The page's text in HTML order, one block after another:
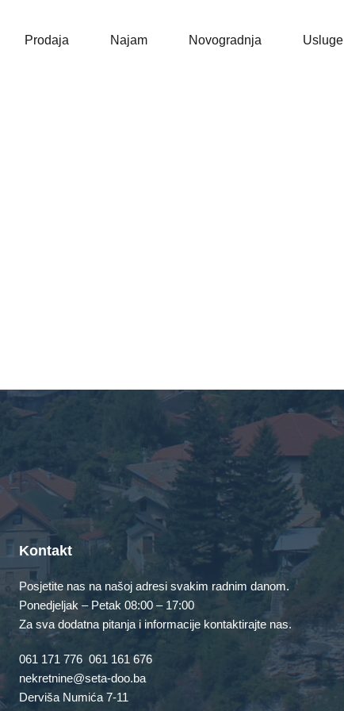
Naslovna Prodaja
Prodaja Najam Novogradnja Usluge
Kontakt
Posjetite nas na našoj adresi svakim radnim danom.
Ponedjeljak – Petak 08:00 – 17:00
Za sva dodatna pitanja i informacije kontaktirajte nas.
061 171 776 061 161 676
nekretnine@seta-doo.ba
Derviša Numića 7-11